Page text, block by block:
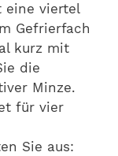
eine viertel
Gefrierfach
kurz mit
die
Minze.
für vier
Sie aus: